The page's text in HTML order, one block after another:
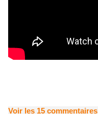
Voir les 15 commentaires